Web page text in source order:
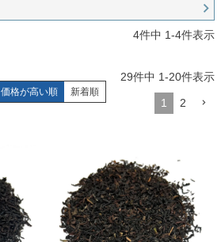
4件中 1-4件表示
価格が高い順 新着順
29件中 1-20件表示
1 2